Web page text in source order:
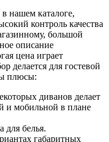
нашем каталоге,
контроль качества
большой
описание
цена играет
делается для гостевой
плюсы:
диванов делает
и мобильной в плане
для белья.
габаритных